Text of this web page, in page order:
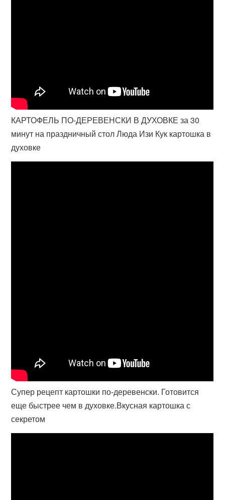
КАРТОФЕЛЬ ПО-ДЕРЕВЕНСКИ В ДУХОВКЕ за 30
минут на праздничный стол Люда Изи Кук картошка в
духовке
Супер рецепт картошки по-деревенски. Готовится
еще быстрее чем в духовке.Вкусная картошка с
секретом